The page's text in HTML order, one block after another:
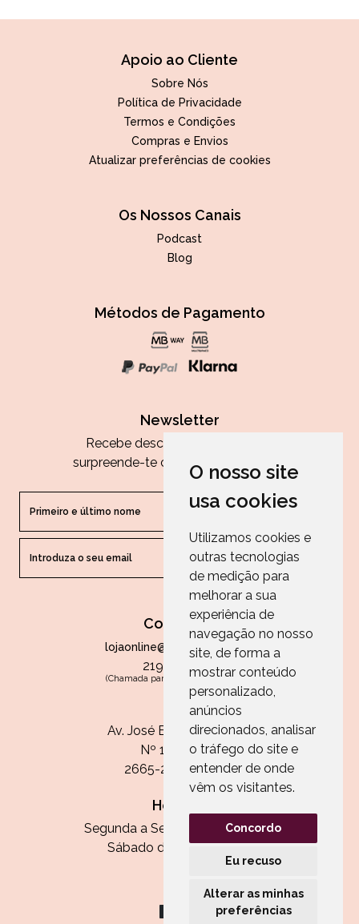
O nosso site
usa cookies
Utilizamos cookies e
outras tecnologias
de medição para
melhorar a sua
experiência de
navegação no nosso
site, de forma a
mostrar conteúdo
personalizado,
anúncios
direcionados, analisar
o tráfego do site e
entender de onde
vêm os visitantes.
Concordo
Eu recuso
Alterar as minhas
preferências
Apoio ao Cliente
Sobre Nós
Política de Privacidade
Termos e Condições
Compras e Envios
Atualizar preferências de cookies
Os Nossos Canais
Podcast
Blog
Métodos de Pagamento
Newsletter
Recebe descontos exclusivos e
surpreende-te com as nossas dicas.
ENVIAR
Contactos
lojaonline@paperandarts.pt
219 862 836
(Chamada para a rede fixa nacional)
Loja
Av. José Batista Antunes
Nº 11, Loja 10
2665-236 Malveira
Horário:
Segunda a Sexta das 13h às 20h
Sábado das 9h30 às 13h